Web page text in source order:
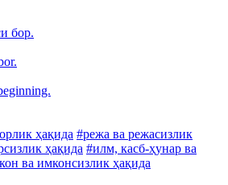
бор.
ҳақида #режа ва режасизлик
ҳақида #илм, касб-ҳунар ва
ва имконсизлик ҳақида